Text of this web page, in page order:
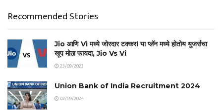
Recommended Stories
Jio आणि Vi मध्ये जोरदार टक्कर! या प्लॅन मध्ये होतोय युजर्सचा
खूप मोठा फायदा, Jio Vs Vi
23/09/2023
Union Bank of India Recruitment 2024
02/09/2024